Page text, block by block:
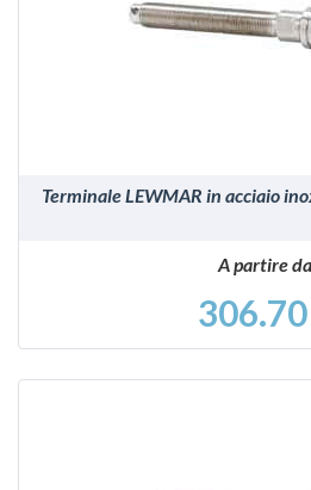
VEDI
Terminale LEWMAR in acciaio
A partire